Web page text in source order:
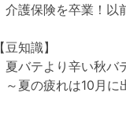
介護保険を卒業！以
【豆知識】
夏バテより辛い秋バ
～夏の疲れは10月に